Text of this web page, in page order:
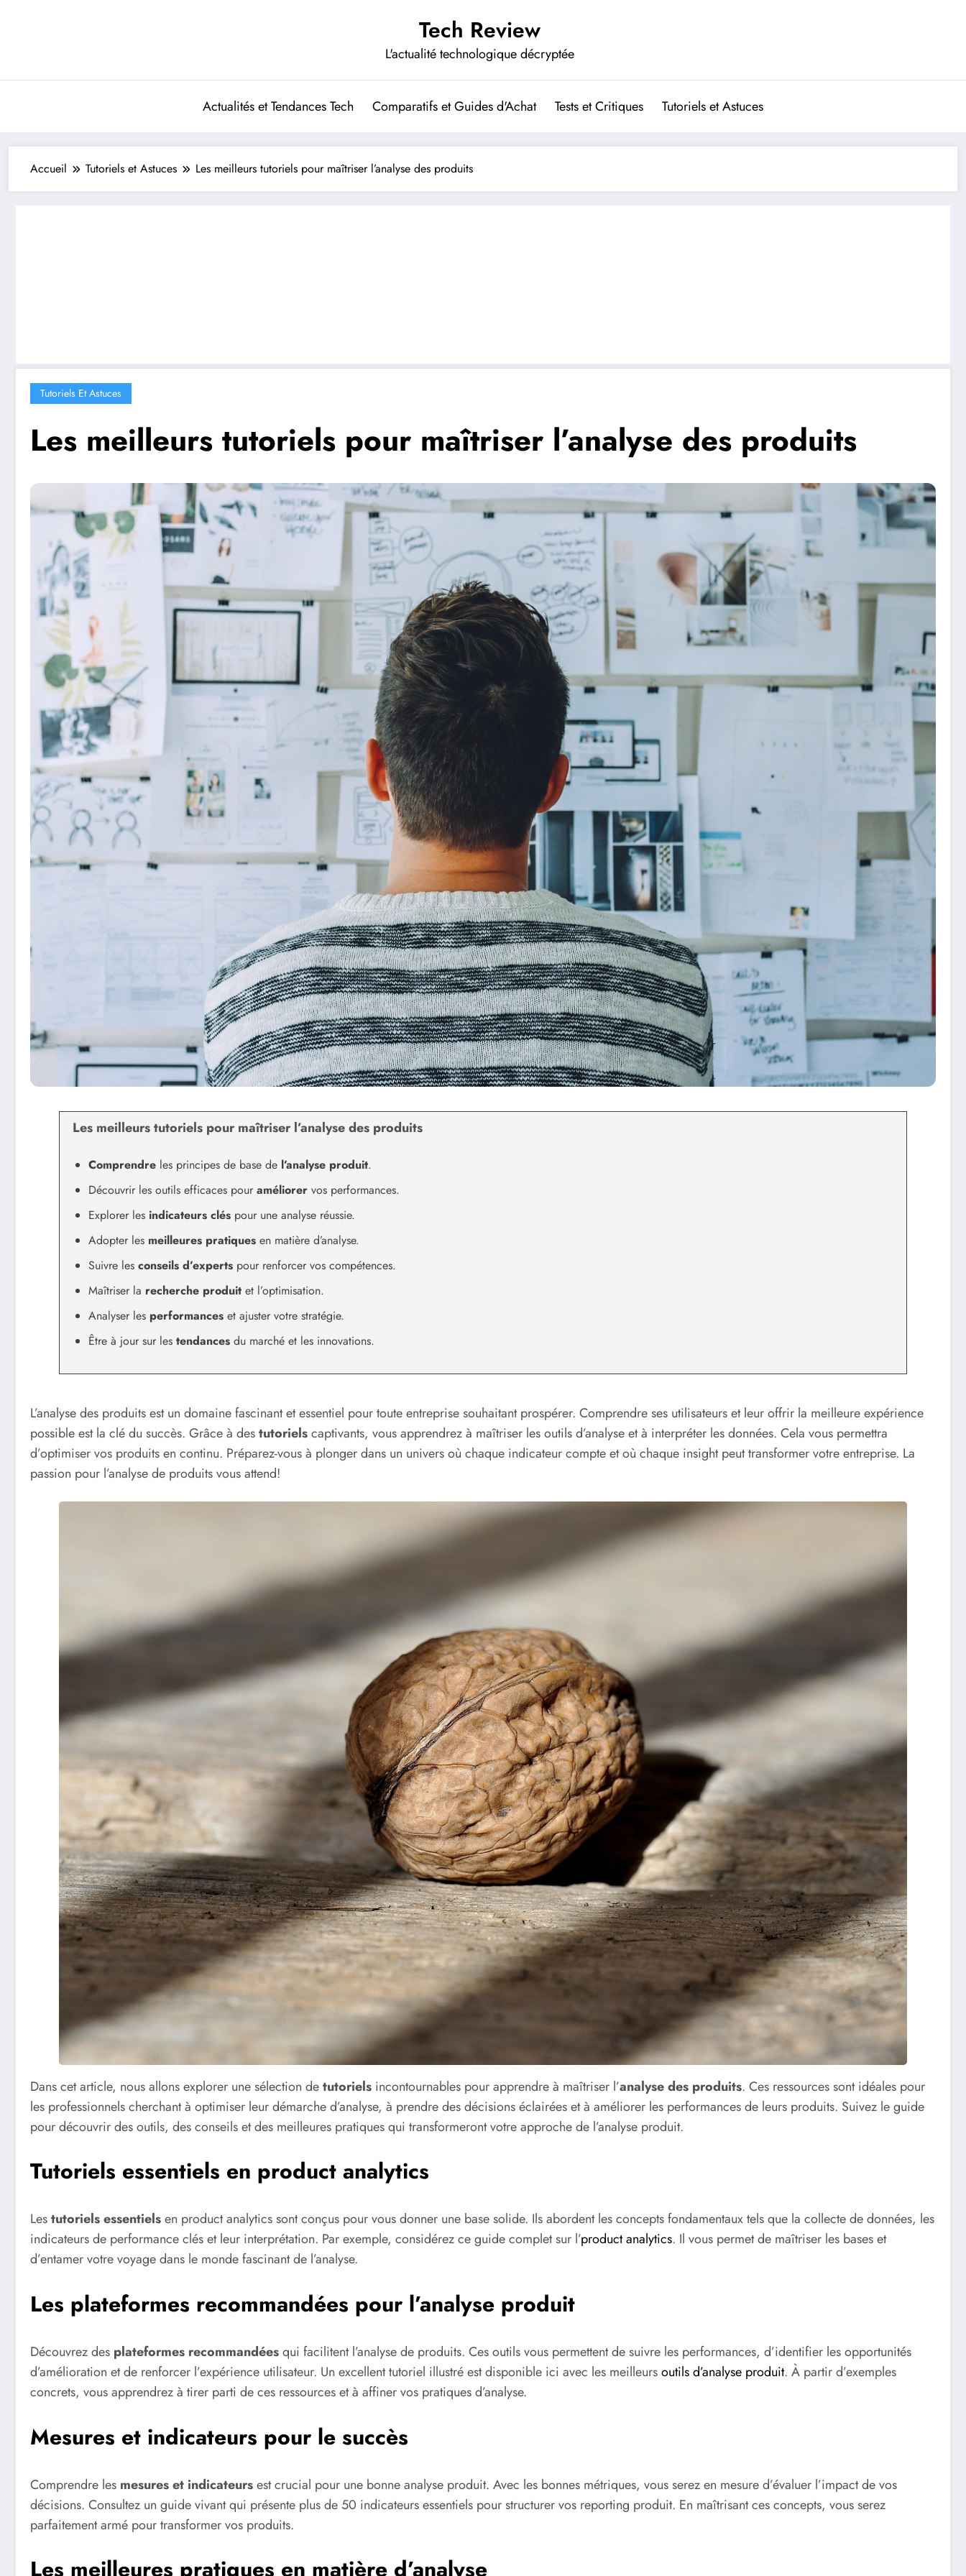
Tech Review
L'actualité technologique décryptée
Actualités et Tendances Tech Comparatifs et Guides d'Achat Tests et Critiques Tutoriels et Astuces
Accueil Tutoriels et Astuces Les meilleurs tutoriels pour maîtriser l’analyse des produits
Tutoriels Et Astuces
Les meilleurs tutoriels pour maîtriser l’analyse des produits
Les meilleurs tutoriels pour maîtriser l’analyse des produits
Comprendre les principes de base de l’analyse produit.
Découvrir les outils efficaces pour améliorer vos performances.
Explorer les indicateurs clés pour une analyse réussie.
Adopter les meilleures pratiques en matière d’analyse.
Suivre les conseils d’experts pour renforcer vos compétences.
Maîtriser la recherche produit et l’optimisation.
Analyser les performances et ajuster votre stratégie.
Être à jour sur les tendances du marché et les innovations.
L’analyse des produits est un domaine fascinant et essentiel pour toute entreprise souhaitant prospérer. Comprendre ses utilisateurs et leur offrir la meilleure expérience
possible est la clé du succès. Grâce à destutorielscaptivants, vous apprendrez à maîtriser les outils d’analyse et à interpréter les données. Cela vous permettra
d’optimiser vos produits en continu. Préparez-vous à plonger dans un univers où chaque indicateur compte et où chaque insight peut transformer votre entreprise. La
passion pour l’analyse de produits vous attend!
Dans cet article, nous allons explorer une sélection detutoriels incontournables pour apprendre à maîtriser l’analyse des produits. Ces ressources sont idéales pour
les professionnels cherchant à optimiser leur démarche d’analyse, à prendre des décisions éclairées et à améliorer les performances de leurs produits. Suivez le guide
pour découvrir des outils, des conseils et des meilleures pratiques qui transformeront votre approche de l’analyse produit.
Tutoriels essentiels en product analytics
Lestutoriels essentielsen product analytics sont conçus pour vous donner une base solide. Ils abordent les concepts fondamentaux tels que la collecte de données, les
indicateurs de performance clés et leur interprétation. Par exemple, considérez ce guide complet sur l’product analytics. Il vous permet de maîtriser les bases et
d’entamer votre voyage dans le monde fascinant de l’analyse.
Les plateformes recommandées pour l’analyse produit
Découvrez des plateformes recommandéesqui facilitent l’analyse de produits. Ces outils vous permettent de suivre les performances, d’identifier les opportunités
d’amélioration et de renforcer l’expérience utilisateur. Un excellent tutoriel illustré est disponible ici avec les meilleursoutils d’analyse produit. À partir d’exemples
concrets, vous apprendrez à tirer parti de ces ressources et à affiner vos pratiques d’analyse.
Mesures et indicateurs pour le succès
Comprendre les mesures et indicateursest crucial pour une bonne analyse produit. Avec les bonnes métriques, vous serez en mesure d’évaluer l’impact de vos
décisions. Consultez un guide vivant qui présente plus de 50 indicateurs essentiels pour structurer vos reporting produit. En maîtrisant ces concepts, vous serez
parfaitement armé pour transformer vos produits.
Les meilleures pratiques en matière d’analyse